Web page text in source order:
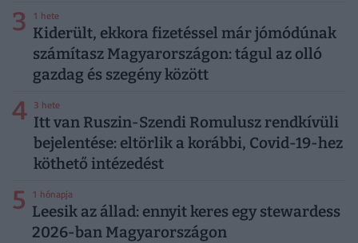
3 1 hete
Kiderült, ekkora fizetéssel már jómódúnak
számítasz Magyarországon: tágul az olló
gazdag és szegény között
4 3 hete
Itt van Ruszin-Szendi Romulusz rendkívüli
bejelentése: eltörlik a korábbi, Covid-19-hez
köthető intézedést
5 1 hónapja
Leesik az állad: ennyit keres egy stewardess
2026-ban Magyarországon